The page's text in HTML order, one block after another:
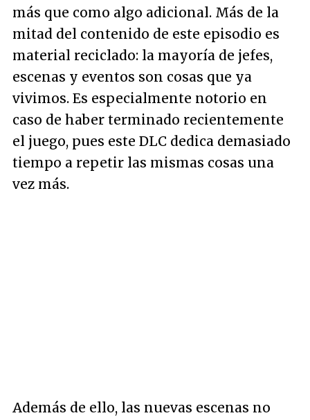
más que como algo adicional. Más de la
mitad del contenido de este episodio es
material reciclado: la mayoría de jefes,
escenas y eventos son cosas que ya
vivimos. Es especialmente notorio en
caso de haber terminado recientemente
el juego, pues este DLC dedica demasiado
tiempo a repetir las mismas cosas una
vez más.
Además de ello, las nuevas escenas no